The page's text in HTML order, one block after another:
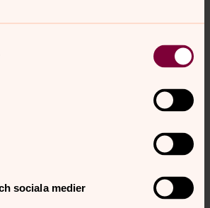
sociala medier
frågor på sidans